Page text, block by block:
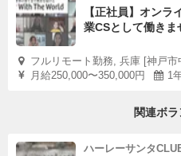
【正社員】オン
業CSとして働きま
フルリモート勤務, 兵庫 [神戸市
月給250,000〜350,000円
1
関連ボ
ハーレーサンタ